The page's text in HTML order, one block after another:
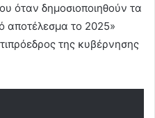
όταν δημοσιοποιηθούν τα
αποτέλεσμα το 2025»
της κυβέρνησης